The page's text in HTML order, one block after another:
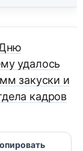
удалось
закуски и
кадров